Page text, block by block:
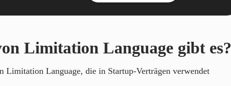
Limitation Language gibt es?
Limitation Language, die in Startup-Verträgen verwendet